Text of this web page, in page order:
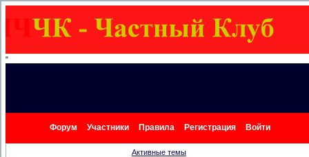
"
Форум Участники Правила Регистрация Войти
Активные темы